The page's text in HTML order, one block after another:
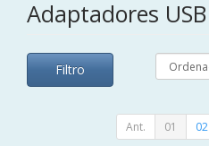
Adaptadores USB
Filtro
Ant. 01 02